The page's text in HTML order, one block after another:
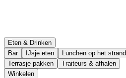
Eten & Drinken
Bar
IJsje eten Lunchen op het strand
Terrasje pakken
Traiteurs & afhalen
Winkelen